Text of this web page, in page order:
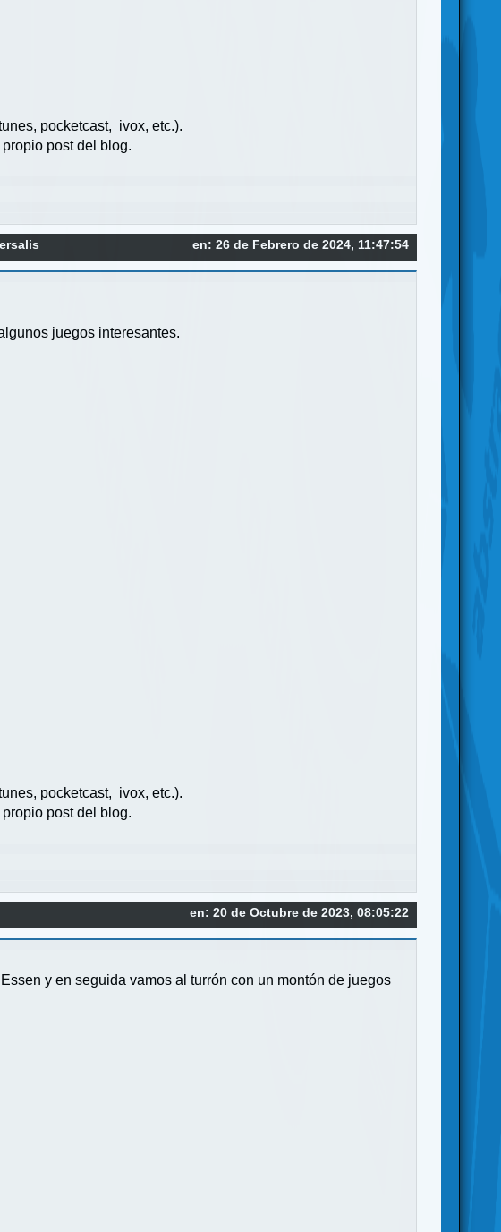
pocketcast, ivox, etc.).
post del blog.
en: 26 de Febrero de 2024, 11:47:54
juegos interesantes.
pocketcast, ivox, etc.).
post del blog.
en: 20 de Octubre de 2023, 08:05:22
y en seguida vamos al turrón con un montón de juegos